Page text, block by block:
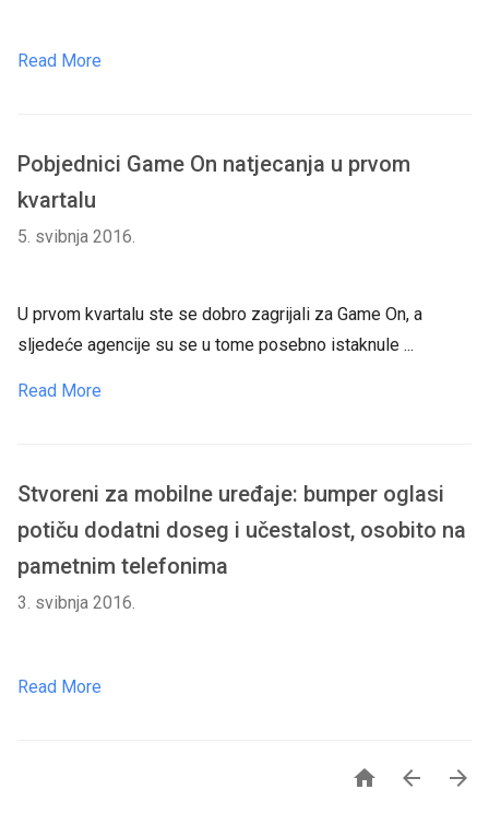
Read More
Pobjednici Game On natjecanja u prvom
kvartalu
5. svibnja 2016.
U prvom kvartalu ste se dobro zagrijali za Game On, a
sljedeće agencije su se u tome posebno istaknule ...
Read More
Stvoreni za mobilne uređaje: bumper oglasi
potiču dodatni doseg i učestalost, osobito na
pametnim telefonima
3. svibnja 2016.
Read More
  